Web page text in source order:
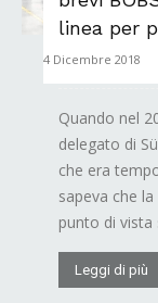
linea per
4 Dicembre 2018
Quando nel
delegato di
che era
sapeva che
punto di vista
Leggi di più